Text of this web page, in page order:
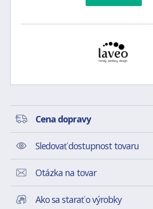
Cena dopravy
Sledovať dostupnost tovaru
Otázka na tovar
Ako sa starať o výrobky